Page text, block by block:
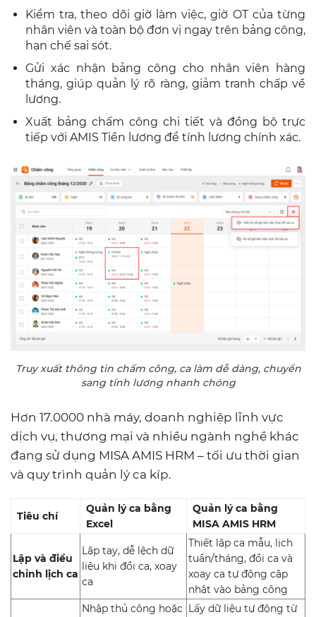
Kiểm tra, theo dõi giờ làm việc, giờ OT của từng
nhân viên và toàn bộ đơn vị ngay trên bảng công,
hạn chế sai sót.
Gửi xác nhận bảng công cho nhân viên hàng
tháng, giúp quản lý rõ ràng, giảm tranh chấp về
lương.
Xuất bảng chấm công chi tiết và đồng bộ trực
tiếp với AMIS Tiền lương để tính lương chính xác.
Truy xuất thông tin chấm công, ca làm dễ dàng, chuyển
sang tính lương nhanh chóng
Hơn 17.0000 nhà máy, doanh nghiệp lĩnh vực
dịch vụ, thương mại và nhiều ngành nghề khác
đang sử dụng MISA AMIS HRM – tối ưu thời gian
và quy trình quản lý ca kíp.
Tiêu chí
Quản lý ca bằng
Excel
Quản lý ca bằng
MISA AMIS HRM
Lập và điều
chỉnh lịch ca
Lập tay, dễ lệch dữ
liệu khi đổi ca, xoay
ca
Thiết lập ca mẫu, lịch
tuần/tháng, đổi ca và
xoay ca tự động cập
nhật vào bảng công
Nhập thủ công hoặc Lấy dữ liệu tự động từ